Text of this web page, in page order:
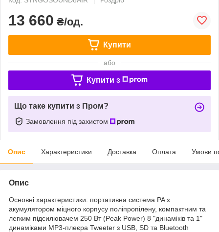
13 660 ₴/од.
Купити
або
Купити з
Що таке купити з Пром?
Замовлення під захистом
Опис Характеристики Доставка Оплата Умови
Опис
Основні характеристики: портативна система PA з
акумулятором міцного корпусу поліпропілену, компактним та
легким підсилювачем 250 Вт (Peak Power) 8 "динаміків та 1"
динаміками MP3-плеєра Tweeter з USB, SD та Bluetooth